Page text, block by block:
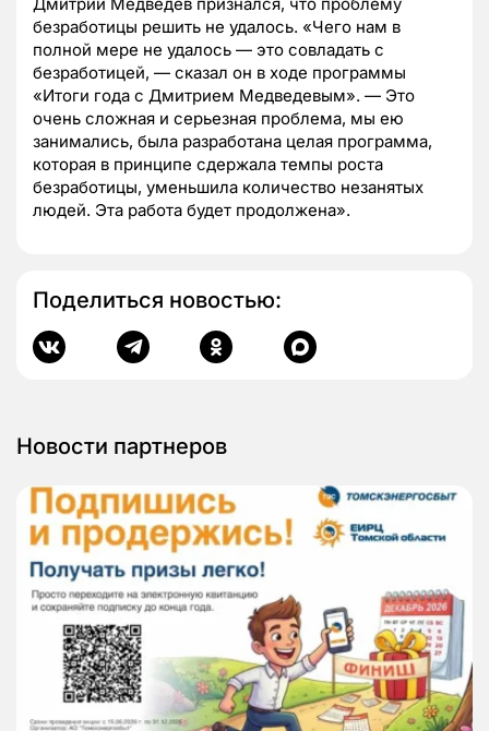
Дмитрий Медведев признался, что проблему
безработицы решить не удалось. «Чего нам в
полной мере не удалось — это совладать с
безработицей, — сказал он в ходе программы
«Итоги года с Дмитрием Медведевым». — Это
очень сложная и серьезная проблема, мы ею
занимались, была разработана целая программа,
которая в принципе сдержала темпы роста
безработицы, уменьшила количество незанятых
людей. Эта работа будет продолжена».
Поделиться новостью:
Новости партнеров